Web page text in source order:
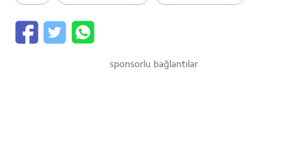
sponsorlu bağlantılar